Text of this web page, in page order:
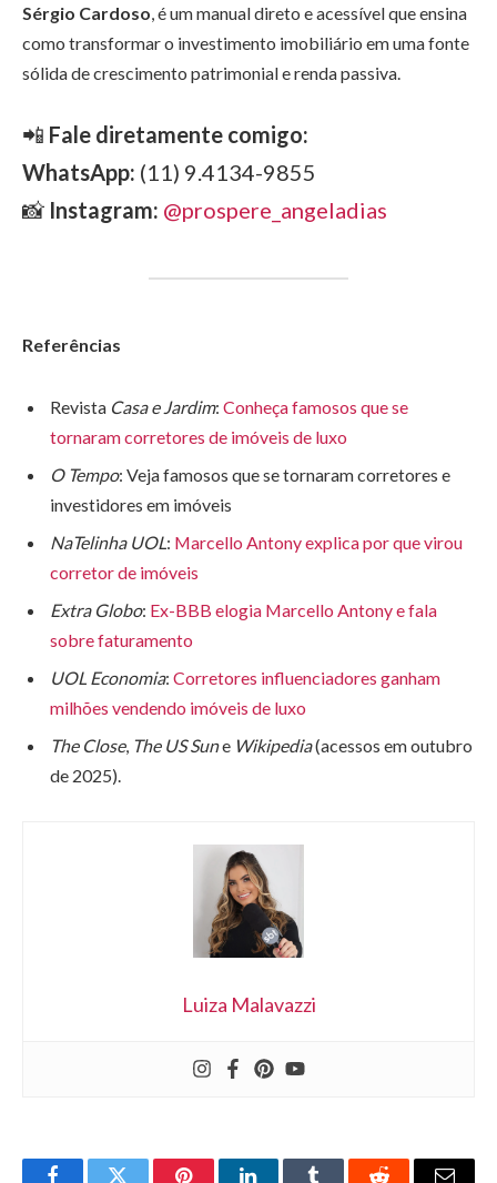
Sérgio Cardoso, é um manual direto e acessível que ensina
como transformar o investimento imobiliário em uma fonte
sólida de crescimento patrimonial e renda passiva.
📲 Fale diretamente comigo:
WhatsApp: (11) 9.4134-9855
📸 Instagram: @prospere_angeladias
Referências
Revista Casa e Jardim: Conheça famosos que se
tornaram corretores de imóveis de luxo
O Tempo: Veja famosos que se tornaram corretores e
investidores em imóveis
NaTelinha UOL: Marcello Antony explica por que virou
corretor de imóveis
Extra Globo: Ex-BBB elogia Marcello Antony e fala
sobre faturamento
UOL Economia: Corretores influenciadores ganham
milhões vendendo imóveis de luxo
The Close, The US Sune Wikipedia(acessos em outubro
de 2025).
Luiza Malavazzi